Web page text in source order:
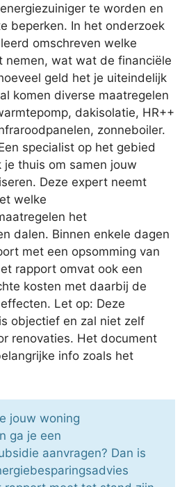
te worden en
beperken. In het onderzoek
omschreven welke
nemen, wat wat de financiële
geld het je uiteindelijk
komen diverse maatregelen
dakisolatie, HR++
zonneboiler.
specialist op het gebied
thuis om samen jouw
Deze expert neemt
welke
het
dalen. Binnen enkele dagen
met een opsomming van
rapport omvat ook een
kosten met daarbij de
Let op: Deze
objectief en zal niet zelf
renovaties. Het document
info zoals het
jouw woning
ga je een
aanvragen? Dan is